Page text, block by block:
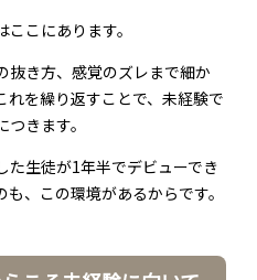
こにあります。
抜き方、感覚のズレまで細か
れを繰り返すことで、未経験で
きます。
た生徒が1年半でデビューでき
、この環境があるからです。